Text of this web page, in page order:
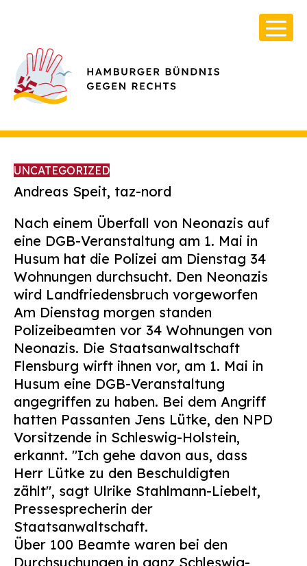
Über Uns
Infos & Broschüren
Archiv
Kontakt
Suchen
nach:
UNCATEGORIZED
Andreas Speit, taz-nord
Nach einem Überfall von Neonazis auf
eine DGB-Veranstaltung am 1. Mai in
Husum hat die Polizei am Dienstag 34
Wohnungen durchsucht. Den Neonazis
wird Landfriedensbruch vorgeworfen
Am Dienstag morgen standen
Polizeibeamten vor 34 Wohnungen von
Neonazis. Die Staatsanwaltschaft
Flensburg wirft ihnen vor, am 1. Mai in
Husum eine DGB-Veranstaltung
angegriffen zu haben. Bei dem Angriff
hatten Passanten Jens Lütke, den NPD
Vorsitzende in Schleswig-Holstein,
erkannt. "Ich gehe davon aus, dass
Herr Lütke zu den Beschuldigten
zählt", sagt Ulrike Stahlmann-Liebelt,
Pressesprecherin der
Staatsanwaltschaft.
Über 100 Beamte waren bei den
Durchsuchungen in ganz Schleswig-